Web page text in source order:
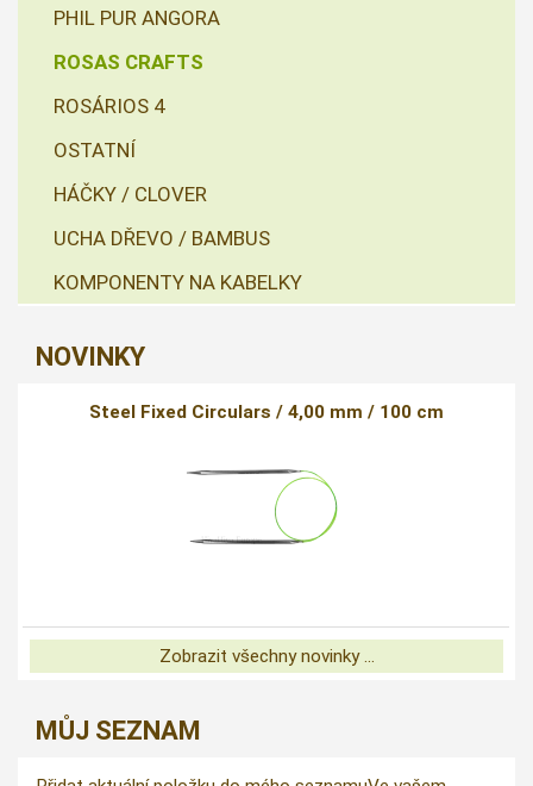
PHIL PUR ANGORA
ROSAS CRAFTS
ROSÁRIOS 4
OSTATNÍ
HÁČKY / CLOVER
UCHA DŘEVO / BAMBUS
KOMPONENTY NA KABELKY
NOVINKY
Steel Fixed Circulars / 4,00 mm / 100 cm
Zobrazit všechny novinky ...
MŮJ SEZNAM